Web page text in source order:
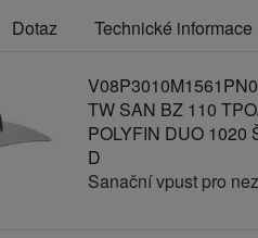
Dotaz Technické informace
TW SAN BZ 110
POLYFIN DUO 1020
D
Sanační vpust pro